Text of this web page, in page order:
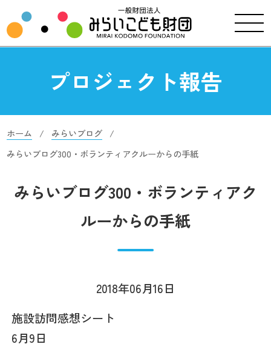
プロジェクト報告
ホーム
みらいブログ
みらいブログ300・ボランティアクルーからの手紙
みらいブログ300・ボランティアク
ルーからの手紙
2018年06月16日
施設訪問感想シート
6月9日